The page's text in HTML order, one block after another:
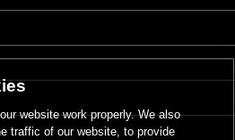
website work properly. We also
traffic of our website, to provide